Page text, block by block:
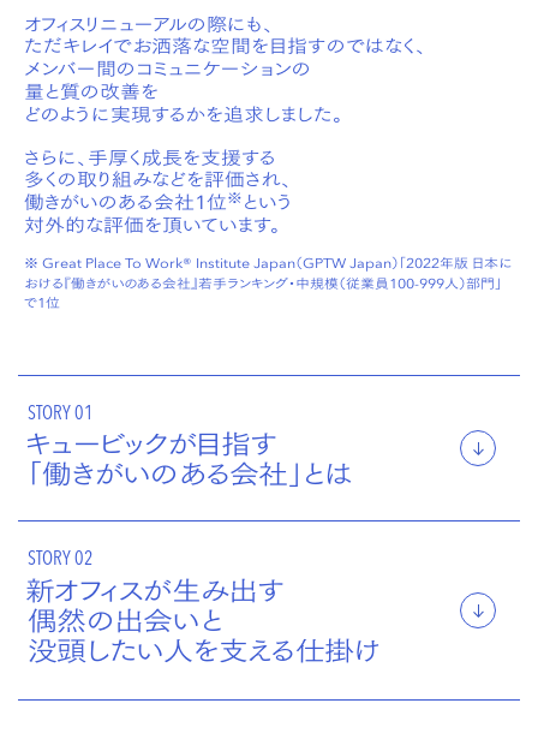
オフィスリニューアルの際にも、
ただキレイでお洒落な空間を目指すのではなく、
メンバー間のコミュニケーションの
量と質の改善を
どのように実現するかを追求しました。
さらに、手厚く成長を支援する
多くの取り組みなどを評価され、
働きがいのある会社1位※ という
対外的な評価を頂いています。
※ Great Place To Work® Institute Japan（GPTW Japan）「2022年版 日本に
おける『働きがいのある会社』若手ランキング・中規模（従業員100-999人）部門」
で1位
STORY 01
キュービックが目指す
「働きがいのある会社」とは
STORY 02
新オフィスが生み出す
偶然の出会いと
没頭したい人を支える仕掛け